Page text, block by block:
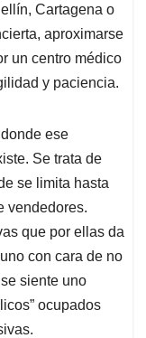
Cartagena o
aproximarse
un centro médico
y paciencia.
ese
Se trata de
se limita hasta
vendedores.
que por ellas da
con cara de no
siente uno
ocupados